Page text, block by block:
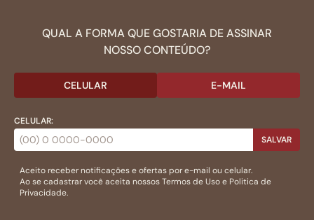
QUAL A FORMA QUE GOSTARIA DE ASSINAR
NOSSO CONTEÚDO?
CELULAR E-MAIL
CELULAR:
SALVAR
Aceito receber notificações e ofertas por e-mail ou celular.
Ao se cadastrar você aceita nossosTermos de Usoe Politica de
Privacidade.